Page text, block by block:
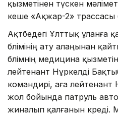
қызметінен түскен
кеше «Ақжар-2»
Ақтөбедегі Ұлттық ұланға
бөлімінің ату алаңынан
бөлімнің медицина
лейтенант Нұркелді
командирі, аға
жол бойында патруль
жиналып қалғанын көреді.